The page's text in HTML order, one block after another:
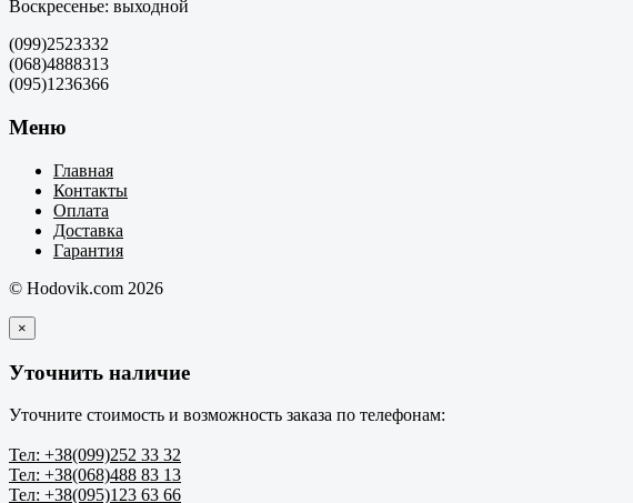
Воскресенье: выходной
(099)2523332
(068)4888313
(095)1236366
Меню
Главная
Контакты
Оплата
Доставка
Гарантия
© Hodovik.com 2026
×
Уточнить наличие
Уточните стоимость и возможность заказа по телефонам:
Тел: +38(099)252 33 32
Тел: +38(068)488 83 13
Тел: +38(095)123 63 66